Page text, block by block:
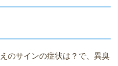
のサインの症状は？で、異臭